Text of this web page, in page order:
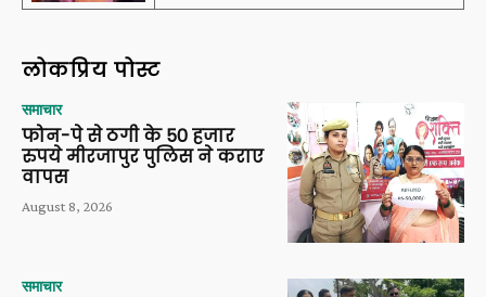
लोकप्रिय पोस्ट
समाचार
फोन-पे से ठगी के 50 हजार
रुपये मीरजापुर पुलिस ने कराए
वापस
August 8, 2026
समाचार